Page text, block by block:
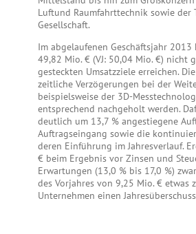
Luftund Raumfahrttechnik sowie
Gesellschaft.
Im abgelaufenen Geschäftsjahr
49,82 Mio. € (VJ: 50,04 Mio. €) nicht
gesteckten Umsatzziele erreichen.
zeitliche Verzögerungen bei der
beispielsweise der 3D-
entsprechend nachgeholt werden.
deutlich um 13,7 % angestiegene
Auftragseingang sowie die
deren Einführung im Jahresverlauf.
€ beim Ergebnis vor Zinsen und
Erwartungen (13,0 % bis 17,0 %)
des Vorjahres von 9,25 Mio. € etwas
Unternehmen einen